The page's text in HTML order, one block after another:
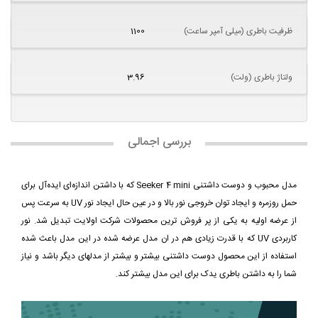
ظرفیت باطری (میلی آمپر ساعت) 1100
ولتاژ باطری (ولت) 3.96
بررسی اجمالی
مدل محبوب و دوست داشتنی Seeker 4 mini که با داشتن اندازه‌ای ایده‌آل برای
حمل روزمره و ایجاد توان خروجی نور بالا و در عین حال ایجاد نور UV به سرعت پس
از عرضه اولیه به یکی از پر فروش ترین محصولات شرکت اولایت تبدیل شد. نور
کاربردی UV که با قدرت زیادی هم در ان مدل عرضه شده در این مدل باعث شده
استفاده از این محصول دوست داشتنی بیشتر و بیشتر از مدلهای دیگر باشد و نیاز
شما را به داشتن باطری یدک برای این مدل بیشتر کند.